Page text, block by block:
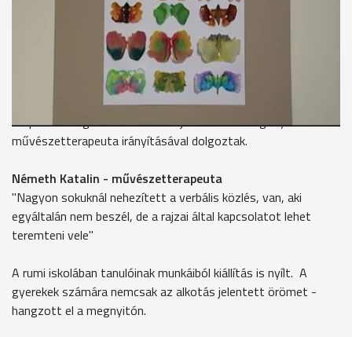
Bakodi Szilvia - múzeumpedagógus, Szombathelyi Képtár
"Azok a gyerekek, akik itt megfordulnak egyszer-kétszer,
lehetőleg sokszor, azok magukénak érezzék a képtárat, a
A speciális foglakozásokon a sajátos nevelési igényű tanulók
művészetterapeuta irányításával dolgoztak.
Németh Katalin - művészetterapeuta
"Nagyon sokuknál nehezített a verbális közlés, van, aki
egyáltalán nem beszél, de a rajzai által kapcsolatot lehet
teremteni vele"
A rumi iskolában tanulóinak munkáiból kiállítás is nyílt. A
gyerekek számára nemcsak az alkotás jelentett örömet -
hangzott el a megnyitón.